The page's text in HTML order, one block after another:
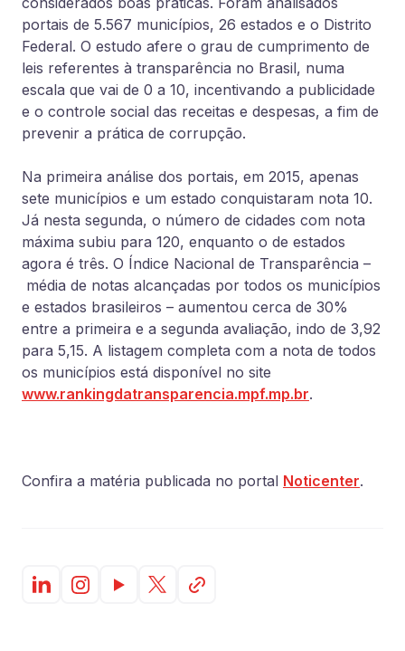
portais de 5.567 municípios, 26 estados e o Distrito
Federal. O estudo afere o grau de cumprimento de
leis referentes à transparência no Brasil, numa
escala que vai de 0 a 10, incentivando a publicidade
e o controle social das receitas e despesas, a fim de
prevenir a prática de corrupção.
Na primeira análise dos portais, em 2015, apenas
sete municípios e um estado conquistaram nota 10.
Já nesta segunda, o número de cidades com nota
máxima subiu para 120, enquanto o de estados
agora é três. O Índice Nacional de Transparência –
média de notas alcançadas por todos os municípios
e estados brasileiros – aumentou cerca de 30%
entre a primeira e a segunda avaliação, indo de 3,92
para 5,15. A listagem completa com a nota de todos
os municípios está disponível no site
www.rankingdatransparencia.mpf.mp.br.
Confira a matéria publicada no portal Noticenter.